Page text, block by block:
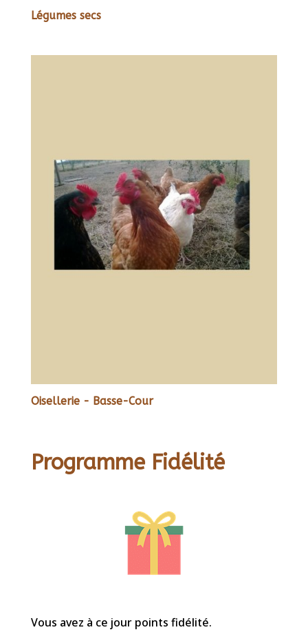
Légumes secs
Oisellerie - Basse-Cour
Programme Fidélité
Vous avez à ce jour points fidélité.